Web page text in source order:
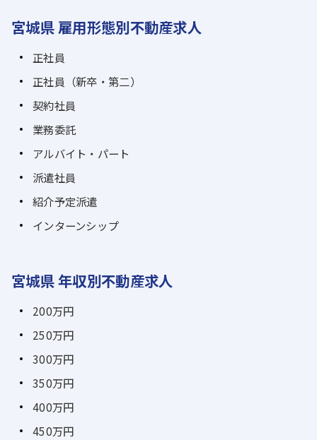
宮城県 雇用形態別不動産求人
正社員
正社員（新卒・第二）
契約社員
業務委託
アルバイト・パート
派遣社員
紹介予定派遣
インターンシップ
宮城県 年収別不動産求人
200万円
250万円
300万円
350万円
400万円
450万円